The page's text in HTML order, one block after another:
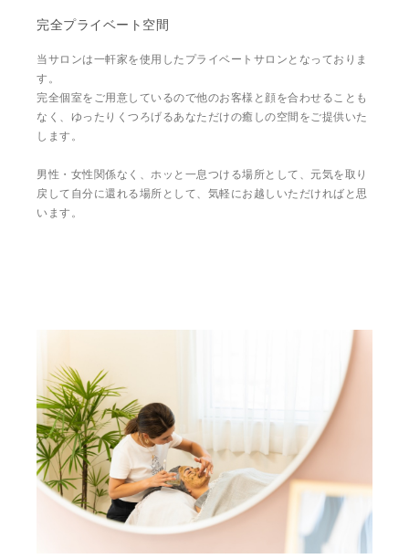
完全プライベート空間
当サロンは一軒家を使用したプライベートサロンとなっておりま
す。
完全個室をご用意しているので他のお客様と顔を合わせることも
なく、ゆったりくつろげるあなただけの癒しの空間をご提供いた
します。
男性・女性関係なく、ホッと一息つける場所として、元気を取り
戻して自分に還れる場所として、気軽にお越しいただければと思
います。